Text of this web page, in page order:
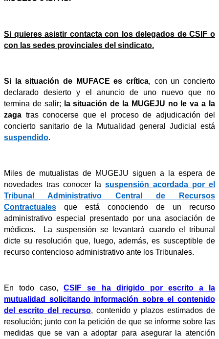
Si quieres asistir contacta con los delegados de CSIF o
con las sedes provinciales del sindicato.
Si la situación de MUFACE es crítica, con un concierto
declarado desierto y el anuncio de uno nuevo que no
termina de salir;
la situación de la MUGEJU no le va a la
zaga tras conocerse que el proceso de adjudicación del
concierto sanitario de la Mutualidad general Judicial está
suspendido.
Miles de mutualistas de MUGEJU siguen a la espera de
novedades tras conocer la suspensión acordada por el
Tribunal Administrativo Central de Recursos
Contractuales
que está conociendo de un recurso
administrativo especial presentado por una asociación de
médicos. La suspensión se levantará cuando el tribunal
dicte su resolución que, luego, además, es susceptible de
recurso contencioso administrativo ante los Tribunales.
En todo caso,CSIF se ha dirigido por escrito a la
mutualidad solicitando información sobre el contenido
del escrito del recurso, contenido y plazos estimados de
resolución; junto con la petición de que se informe sobre las
medidas que se van a adoptar para asegurar la atención